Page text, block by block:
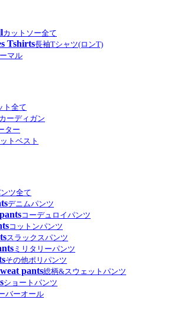
カットソー全て
Tshirts長袖Tシャツ(ロンT)
マル
ト全て
カーディガン
ター
トベスト
ツ全て
デニムパンツ
コーデュロイパンツ
コットンパンツ
スラックスパンツ
ミリタリーパンツ
その他ポリパンツ
pants総柄&スウェットパンツ
ショートパンツ
バーオール